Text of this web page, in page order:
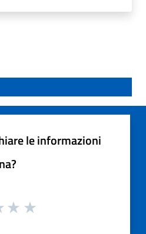
le informazioni